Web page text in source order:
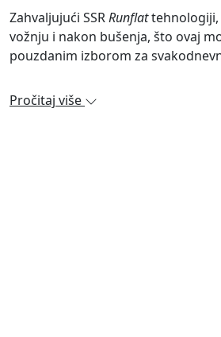
Zahvaljujući SSRRunflat
vožnju i nakon bušenja, što ovaj
pouzdanim izborom za
Pročitaj više